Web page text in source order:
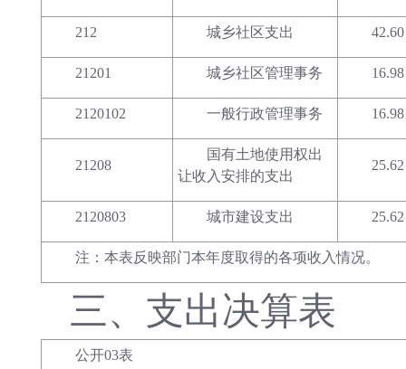
212 城乡社区支出 42.60
21201 城乡社区管理事务 16.98
2120102 一般行政管理事务 16.98
21208
国有土地使用权出
让收入安排的支出
25.62
2120803 城市建设支出 25.62
注：本表反映部门本年度取得的各项收入情况。
三、 支出决算表
公开03表